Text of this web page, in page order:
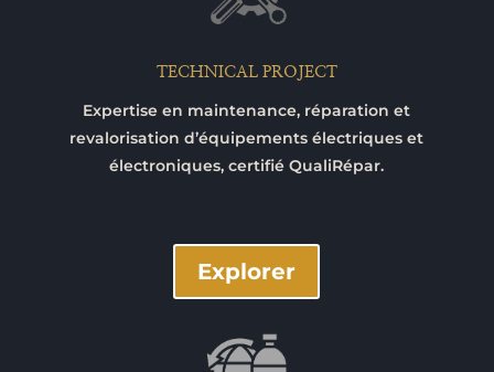
TECHNICAL PROJECT
Expertise en maintenance, réparation et
revalorisation d’équipements électriques et
électroniques, certifié QualiRépar.
Explorer